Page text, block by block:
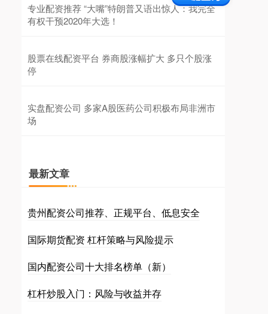
专业配资推荐 “大嘴”特朗普又语出惊人：我完全
有权干预2020年大选！
股票在线配资平台 券商股涨幅扩大 多只个股涨
停
实盘配资公司 多家A股医药公司积极布局非洲市
场
最新文章
贵州配资公司推荐、正规平台、低息安全
国际期货配资 杠杆策略与风险提示
国内配资公司十大排名榜单（新）
杠杆炒股入门：风险与收益并存